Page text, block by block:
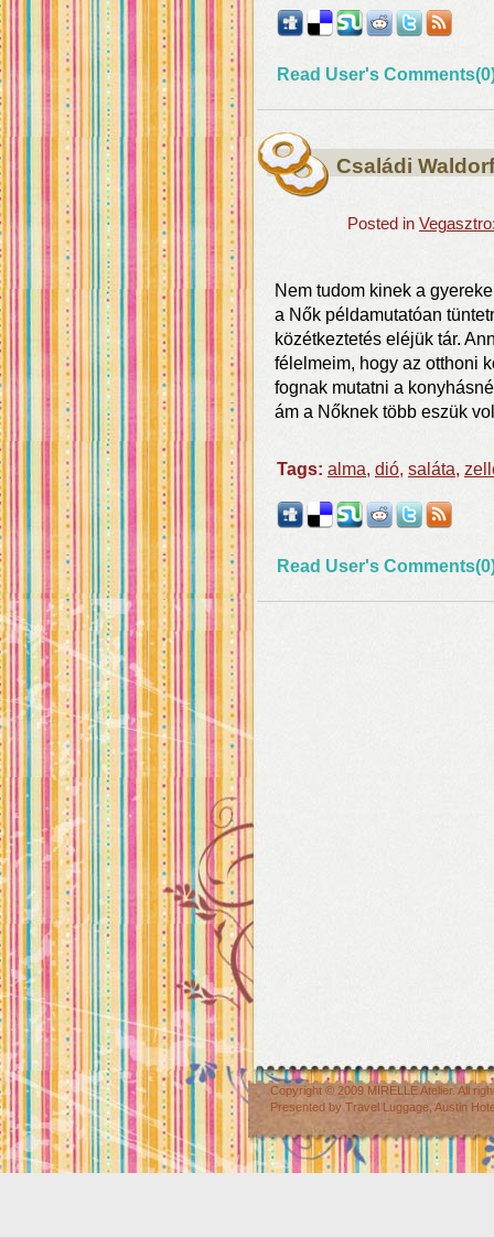
Read User's
Családi
Posted in
Nem tudom kinek a
a Nők példamutatóan
közétkeztetés eléjük tár.
félelmeim, hogy az otthoni
fognak mutatni a
ám a Nőknek több eszük
Tags: alma, dió, saláta,
Read User's
Copyright © 2009 MIRELLE Atelier. All
Presented by Travel Luggage Austin